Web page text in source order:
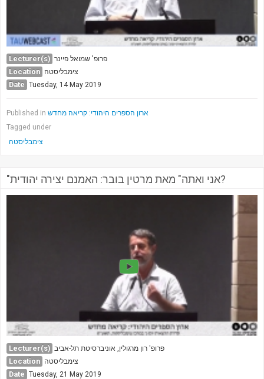
Lecturer(s) פרופ' שמואל פיינר
Location צימבליסטה
Date Tuesday, 14 May 2019
Published in ארון הספרים היהודי: קריאה מחדש
Tagged under
צימבליסטה
"אני ואתה" מאת מרטין בובר: האמנם יצירה יהודית?
Lecturer(s) פרופ' רון מרגולין, אוניברסיטת תל-אביב
Location צימבליסטה
Date Tuesday, 21 May 2019